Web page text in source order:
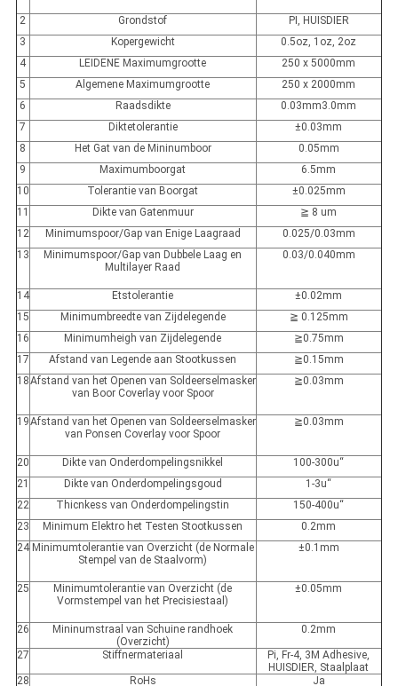
2 Grondstof
PI, HUISDIER
3
Kopergewicht
0.5oz, 1oz, 2oz
4
LEIDENE Maximumgrootte
250 x 5000mm
5
Algemene Maximumgrootte
250 x 2000mm
6
Raadsdikte
0.03mm3.0mm
7
Diktetolerantie
±0.03mm
8
Het Gat van de Mininumboor
0.05mm
9
Maximumboorgat
6.5mm
10
Tolerantie van Boorgat
±0.025mm
11
Dikte van Gatenmuur
≧ 8 um
12
Minimumspoor/Gap van Enige Laagraad
0.025/0.03mm
13
Minimumspoor/Gap van Dubbele Laag en
Multilayer Raad
0.03/0.040mm
14 Etstolerantie
±0.02mm
15
Minimumbreedte van Zijdelegende
≧ 0.125mm
16
Minimumheigh van Zijdelegende
≧0.75mm
17
Afstand van Legende aan Stootkussen
≧0.15mm
18Afstand van het Openen van Soldeerselmasker
van Boor Coverlay voor Spoor
≧0.03mm
19Afstand van het Openen van Soldeerselmasker
van Ponsen Coverlay voor Spoor
≧0.03mm
20 Dikte van Onderdompelingsnikkel
100-300u“
21
Dikte van Onderdompelingsgoud
1-3u“
22
Thicnkess van Onderdompelingstin
150-400u“
23
Minimum Elektro het Testen Stootkussen
0.2mm
24 Minimumtolerantie van Overzicht (de Normale
Stempel van de Staalvorm)
±0.1mm
25
Minimumtolerantie van Overzicht (de
Vormstempel van het Precisiestaal)
±0.05mm
26
Mininumstraal van Schuine randhoek
(Overzicht)
0.2mm
27 Stiffnermateriaal
Pi, Fr-4, 3M Adhesive,
HUISDIER, Staalplaat
28
RoHs
Ja